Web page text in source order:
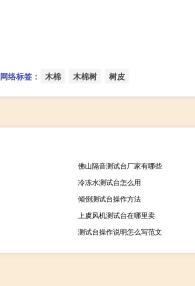
网络标签： 木棉 木棉树 树皮
佛山隔音测试台厂家有哪些
冷冻水测试台怎么用
倾倒测试台操作方法
上虞风机测试台在哪里卖
测试台操作说明怎么写范文